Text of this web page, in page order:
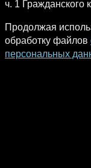
ч. 1
Продолжая
обработку файлов
персональных